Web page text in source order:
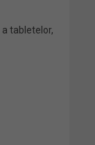
tabletelor,